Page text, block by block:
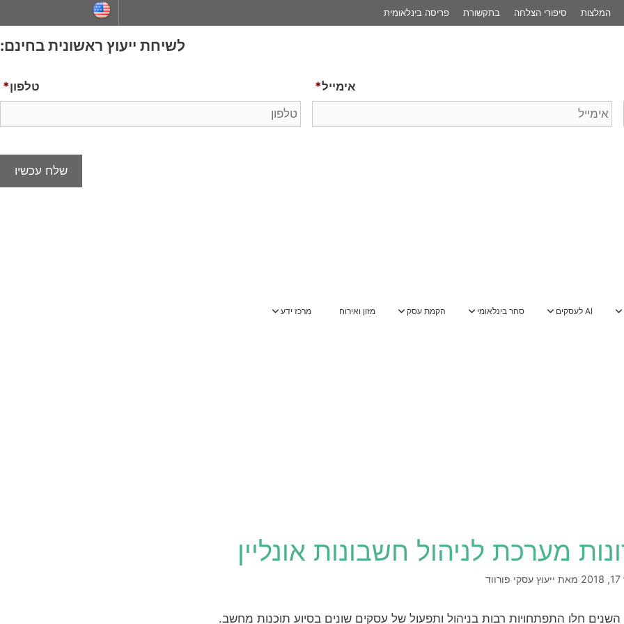
פריסה בינלאומית בתקשורת סיפורי הצלחה המלצות
לשיחת ייעוץ ראשונית בחינם:
אימייל* טלפון*
AI לעסקים סחר בינלאומי הקמת עסק מזון ואירוח מרכז ידע
מערכת לניהול חשבונות אונליין
מאת ייעוץ עסקי פורווד
חלו התפתחויות רבות בניהול ותפעול של עסקים שונים בסיוע תוכנות מחשב.